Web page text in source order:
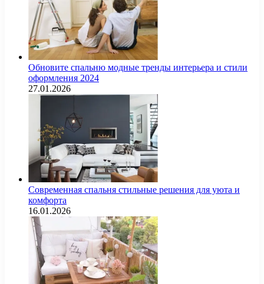
Обновите спальню модные тренды интерьера и стили
оформления 2024
27.01.2026
Современная спальня стильные решения для уюта и
комфорта
16.01.2026